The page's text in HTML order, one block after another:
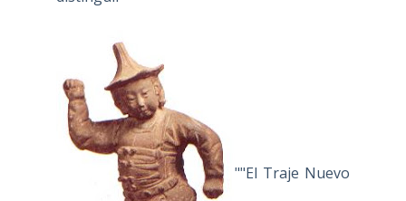
""El Traje Nuevo